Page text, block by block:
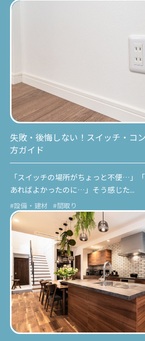
失敗・後悔しない！スイッチ・コ
方ガイド
「スイッチの場所がちょっと不便…」
あればよかったのに…」そう感じた...
#設備・建材 #間取り